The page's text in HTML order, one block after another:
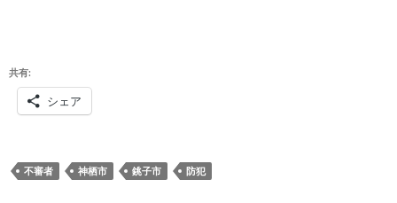
共有:
シェア
不審者 神栖市 銚子市 防犯